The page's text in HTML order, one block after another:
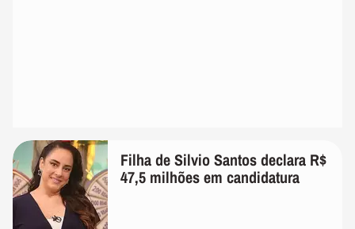
Filha de Silvio Santos declara R$
47,5 milhões em candidatura